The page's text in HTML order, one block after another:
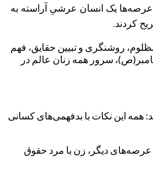
را در همه عرصه‌ها یک انسان عرشیِ آراسته به
کردند.
روشنگری و تبیین حقایق، فهم
سرور همه زنان عالم در
همه این نکات با بدفهمی‌های کسانی
عرصه‌های دیگر، زن با مرد حقوق